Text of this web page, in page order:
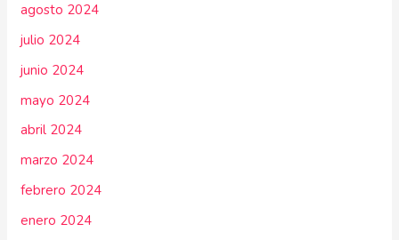
agosto 2024
julio 2024
junio 2024
mayo 2024
abril 2024
marzo 2024
febrero 2024
enero 2024